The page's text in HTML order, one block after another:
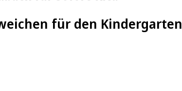
für den Kindergarten